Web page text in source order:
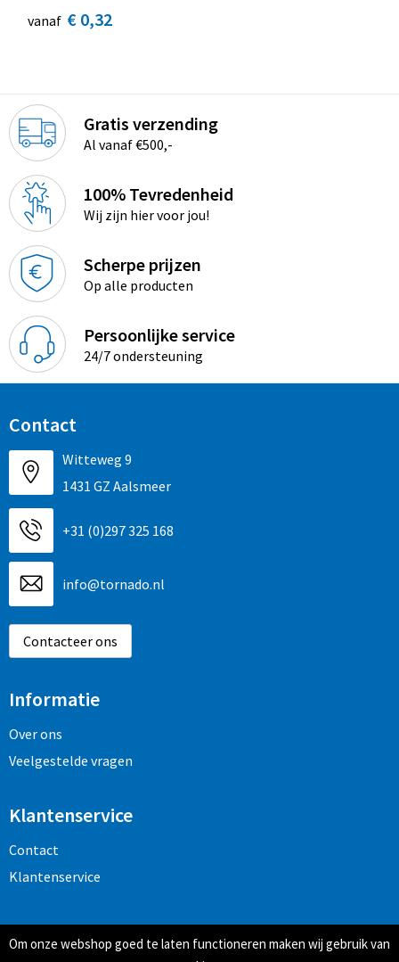
vanaf € 0,32
Gratis verzending
Al vanaf €500,-
100% Tevredenheid
Wij zijn hier voor jou!
Scherpe prijzen
Op alle producten
Persoonlijke service
24/7 ondersteuning
Contact
Witteweg 9
1431 GZ Aalsmeer
+31 (0)297 325 168
info@tornado.nl
Contacteer ons
Informatie
Over ons
Veelgestelde vragen
Klantenservice
Contact
Klantenservice
Veilig winkelen
Om onze webshop goed te laten functioneren maken wij gebruik van